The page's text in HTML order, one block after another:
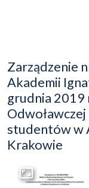
Zarządzenie
Akademii
grudnia 2019
studentów w
Krakowie
Go to the